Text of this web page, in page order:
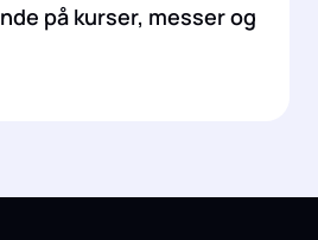
på kurser, messer og